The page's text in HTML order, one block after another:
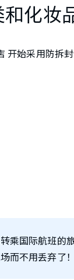
化妆
开始采用防拆封
乘国际航班的
而不用丢弃了！